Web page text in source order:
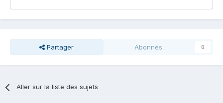
Partager Abonnés 0
Aller sur la liste des sujets